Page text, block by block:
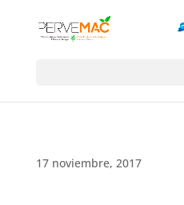
17 noviembre, 2017